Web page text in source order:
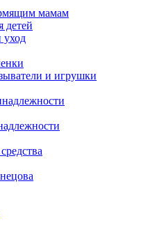
мамам
детей
уход
и игрушки